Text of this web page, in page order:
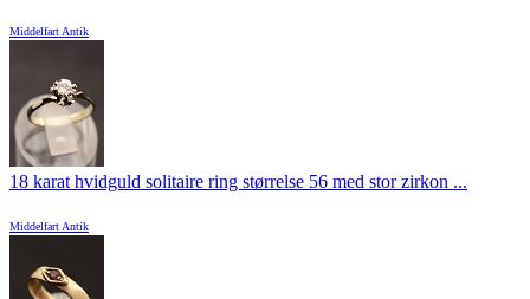
Middelfart Antik
18 karat hvidguld solitaire ring størrelse 56 med stor zirkon ...
Middelfart Antik